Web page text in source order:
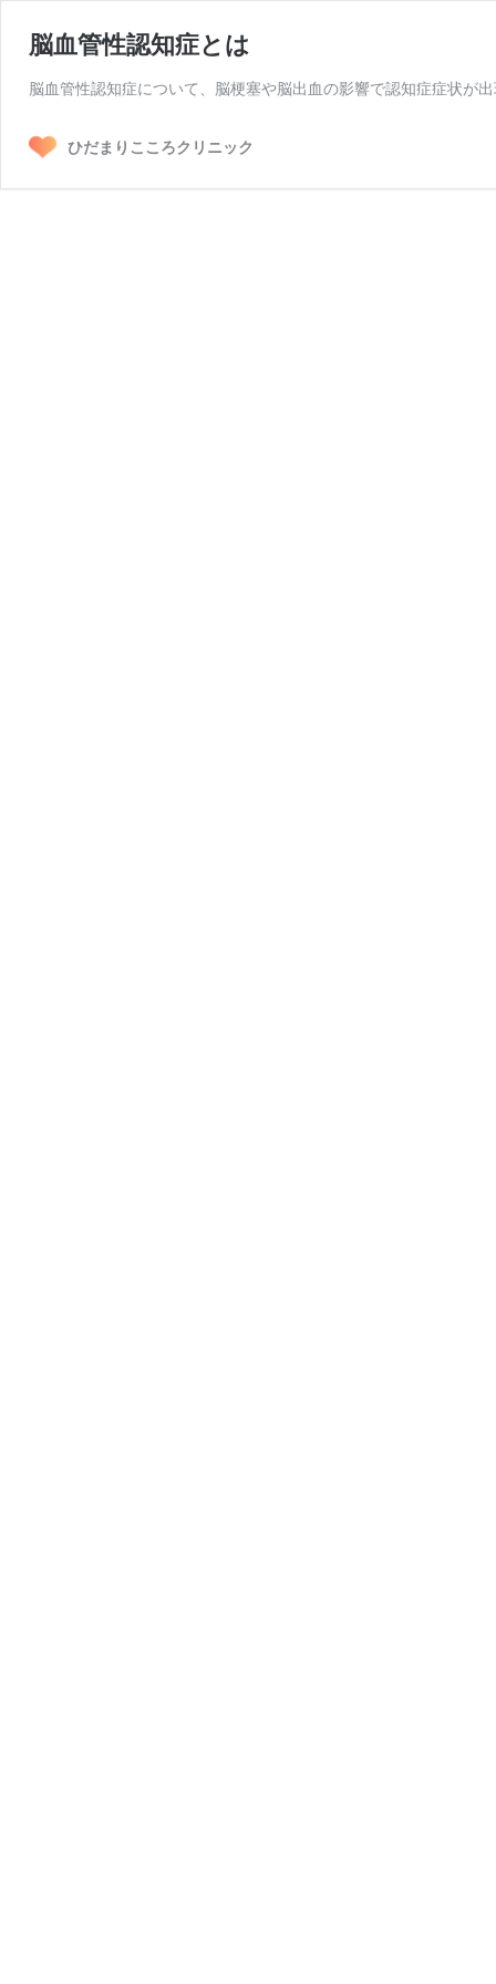
脳血管性認知症とは
脳血管性認知症について、脳梗塞や脳出血の影響で認知症症状
ひだまりこころクリニック